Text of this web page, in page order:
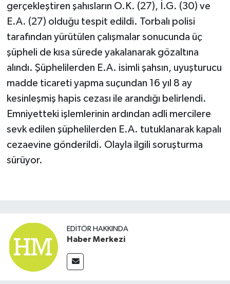
gerçekleştiren şahısların O.K. (27), İ.G. (30) ve
E.A. (27) olduğu tespit edildi. Torbalı polisi
tarafından yürütülen çalışmalar sonucunda üç
şüpheli de kısa sürede yakalanarak gözaltına
alındı. Şüphelilerden E.A. isimli şahsın, uyuşturucu
madde ticareti yapma suçundan 16 yıl 8 ay
kesinleşmiş hapis cezası ile arandığı belirlendi.
Emniyetteki işlemlerinin ardından adli mercilere
sevk edilen şüphelilerden E.A. tutuklanarak kapalı
cezaevine gönderildi. Olayla ilgili soruşturma
sürüyor.
EDITÖR HAKKINDA
Haber Merkezi